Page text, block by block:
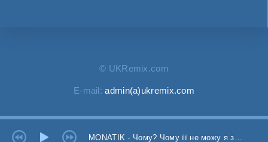
© UKRemix.com
E-mail:admin(a)ukremix.com